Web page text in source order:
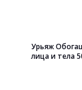
Урьяж
лица и тела